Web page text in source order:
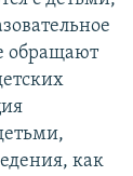
обращают
как